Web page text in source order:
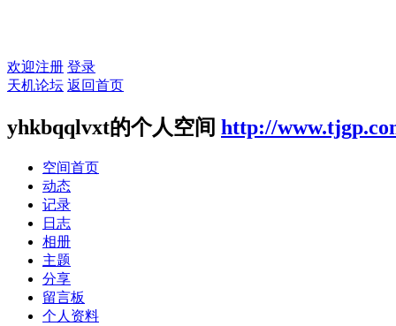
欢迎注册 登录
天机论坛 返回首页
yhkbqqlvxt的个人空间 http://
空间首页
动态
记录
日志
相册
主题
分享
留言板
个人资料